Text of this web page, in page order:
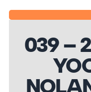
039 –